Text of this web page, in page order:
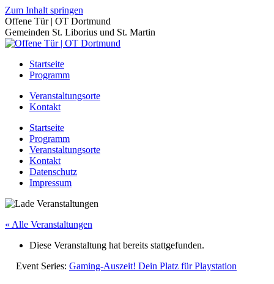
Zum Inhalt springen
Offene Tür | OT Dortmund
Gemeinden St. Liborius und St. Martin
Startseite
Programm
Veranstaltungsorte
Kontakt
Startseite
Programm
Veranstaltungsorte
Kontakt
Datenschutz
Impressum
« Alle Veranstaltungen
Diese Veranstaltung hat bereits stattgefunden.
Event Series: Gaming-Auszeit! Dein Platz für Playstation